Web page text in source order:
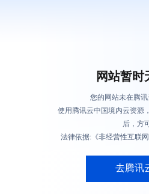
网站暂时
您的网站未在腾
使用腾讯云中国境内云资源
后，方
法律依据:《非经营性互联
去腾讯